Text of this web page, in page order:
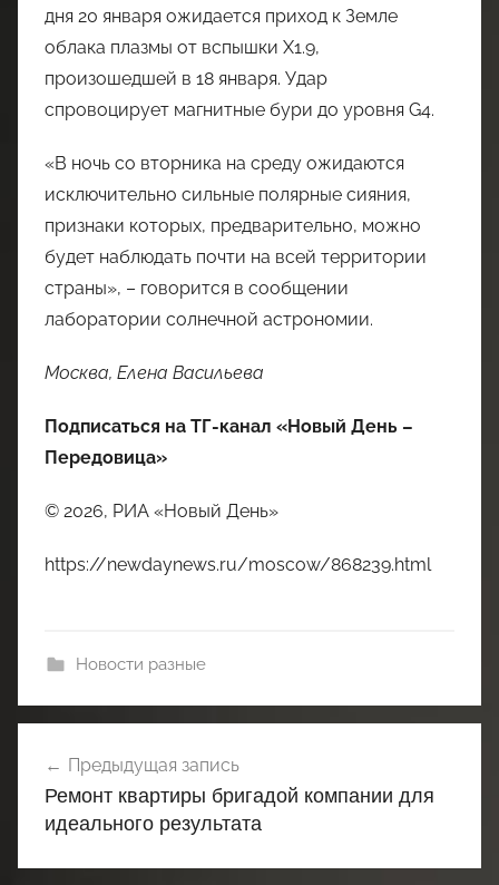
дня 20 января ожидается приход к Земле
облака плазмы от вспышки Х1.9,
произошедшей в 18 января. Удар
спровоцирует магнитные бури до уровня G4.
«В ночь со вторника на среду ожидаются
исключительно сильные полярные сияния,
признаки которых, предварительно, можно
будет наблюдать почти на всей территории
страны», – говорится в сообщении
лаборатории солнечной астрономии.
Москва, Елена Васильева
Подписаться на ТГ-канал «Новый День –
Передовица»
© 2026, РИА «Новый День»
https://newdaynews.ru/moscow/868239.html
Новости разные
по
записям
Предыдущая запись
Ремонт квартиры бригадой компании для
идеального результата